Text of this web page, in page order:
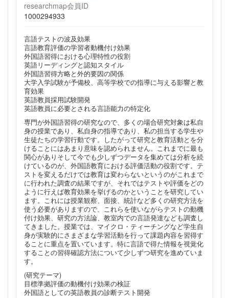
researchmap会員ID
1000294933
言語テストの波及効果
言語教育評価の学習者動機付け効果
外国語習得における心理特性の役割
英語リーディングと認知スタイル
外国語習得方略と外的要因の関係
大学入学試験が予備校、高等学校での指導に与える影響と教
育効果
英語教員採用試験開発
英語教員に必要とされる言語能力の特定化
専門が外国語習得の研究なので、多くの場合研究対象は私自
身の授業であり、私自身の指導であり、私の担当する学生や
生徒たちの学習行動です。したがって研究と教育活動とを分
けることにはあまり意味を認められません。これまでに最も
関心がありそして今でも少しずつデータを集めては分析を続
けているのが、外国語教育における評価活動の役割です。テ
ストを変えるだけでは教育は変わらないというのがこれまで
に行われた調査の結果ですが、それではテストや評価をどの
ように行えば教育効果を挙げるのかということを研究してい
ます。これには授業観察、面接、統計など多くの研究方法を
使う必要がありますので、これらを使いながらテストの動機
付け効果、研究の方法論、教室内での言語発達なども調査し
てきました。授業では、マイクロ・ティーチングなど学生自
身が実験的にさまざまな学習活動を行って課題内容を習得す
ることに重点を置いています。特に言語で得た情報を視覚化
することの習得確認方法について少しずつ研究を進めていま
す。
(研究テーマ)
目標準拠評価の動機付け効果の検証
外国語としての英語教員の診断テスト開発